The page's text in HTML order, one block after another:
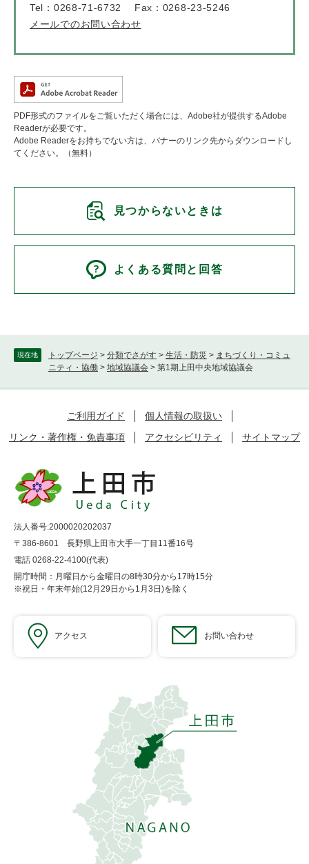
現在地 トップページ > 分類でさがす > 生活・防災 > まちづくり・コミュ
ニティ・協働 > 地域協議会 > 第1期上田中央地域協議会
Tel：0268-71-6732
Fax：0268-23-5246
メールでのお問い合わせ
PDF形式のファイルをご覧いただく場合には、Adobe社が提供するAdobe
Readerが必要です。
Adobe Readerをお持ちでない方は、バナーのリンク先からダウンロードし
てください。（無料）
見つからないときは
よくある質問と回答
ご利用ガイド
個人情報の取扱い
リンク・著作権・免責事項
アクセシビリティ サイトマップ
法人番号:2000020202037
〒386-8601 長野県上田市大手一丁目11番16号
電話 0268-22-4100(代表)
開庁時間：月曜日から金曜日の8時30分から17時15分
※祝日・年末年始(12月29日から1月3日)を除く
アクセス お問い合わせ